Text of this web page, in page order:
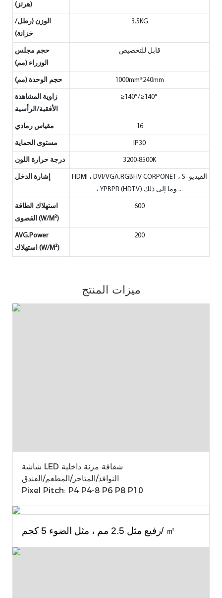
(هرتز)
الوزن (رطل/
خزانة)
3.5KG
حجم مجلس
الوزراء (مم)
قابل للتخصيص
حجم الوحدة (مم) 1000mm*240mm
زاوية المشاهدة
الأفقية/الرأسية
≥140°/≥140°
مقياس رمادي 16
مستوى الحماية IP30
درجة حرارة اللون 3200-8500K
إشارة الدخل
HDMI ، DVI/VGA.RGBHV CORPONET ، S- الفيديو
، YPBPR (HDTV) وما إلى ذلك ...
استهلاك الطاقة
القصوى (W/M²)
600
AVG.Power
استهلاك (W/M²)
200
ميزات المنتج
شاشة LED شفافة مرنة داخلية
النوافذ/المتاجر/المطعم/الفندق
Pixel Pitch: P4 P4-8 P6 P8 P10
رفيع مثل 2.5 مم ، مثل الضوء 5 كجم/ ㎡